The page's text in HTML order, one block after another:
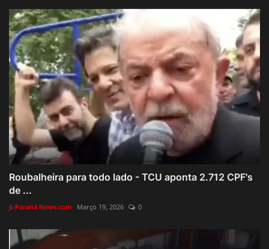
Roubalheira para todo lado - TCU aponta 2.712 CPF's
de ...
Ji-Paraná News.com Março 19, 2026 0